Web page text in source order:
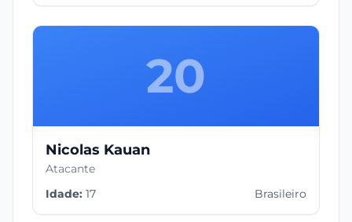
20
Nicolas Kauan
Atacante
Idade: 17 Brasileiro